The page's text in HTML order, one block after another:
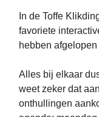
In de Toffe
favoriete
hebben
Alles bij elkaar
weet zeker dat
onthullingen